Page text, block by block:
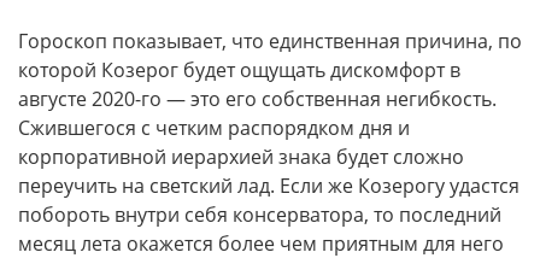
Гороскоп показывает, что единственная причина, по
которой Козерог будет ощущать дискомфорт в
августе 2020-го — это его собственная негибкость.
Сжившегося с четким распорядком дня и
корпоративной иерархией знака будет сложно
переучить на светский лад. Если же Козерогу удастся
побороть внутри себя консерватора, то последний
месяц лета окажется более чем приятным для него